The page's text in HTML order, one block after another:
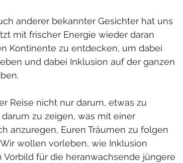
anderer bekannter Gesichter hat uns
mit frischer Energie wieder daran
Kontinente zu entdecken, um dabei
und dabei Inklusion auf der ganzen
Reise nicht nur darum, etwas zu
zu zeigen, was mit einer
anzuregen, Euren Träumen zu folgen
wollen vorleben, wie Inklusion
für die heranwachsende jüngere